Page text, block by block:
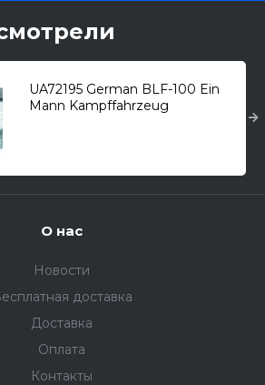
UA72195 German BLF-100 Ein
Mann Kampffahrzeug
О нас
Новости
доставка
Доставка
Оплата
Контакты